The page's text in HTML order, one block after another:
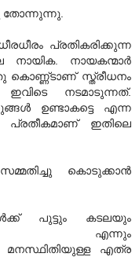
തോന്നുന്നു.
പ്രതികരിക്കുന്ന
നായിക. നായകന്മാര്‍
സ്ത്രീധനം
നടമാടുന്നത്.
ഉണ്ടാകട്ടെ എന്ന
പ്രതീകമാണ് ഇതിലെ
കൊടുക്കാന്‍
പുട്ടും കടലയും
എന്നും
മനസ്ഥിതിയുള്ള എത്ര